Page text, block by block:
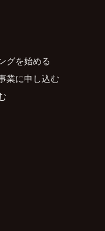
グを始める
業に申し込む